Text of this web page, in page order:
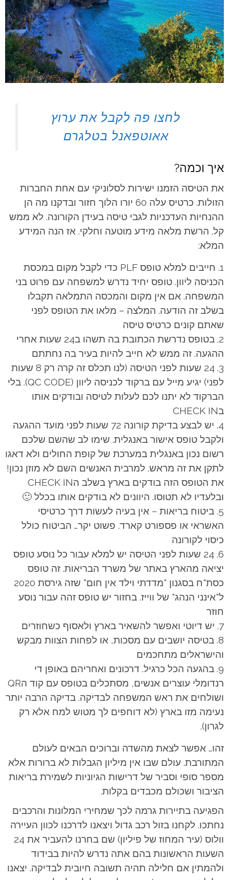
לחצו פה לקבל את ערוץ
אאוטפאנל בטלגרם
איך וכמה?
את הטיסה הזמנו ישירות לסלוניקי עם אחת החברות
הזולות. כרטיס עלה 60 יורו הלוך חזור ובדקנו מה הן
ההנחיות העדכניות לגבי טיסה בעידן הקורונה. לא ממש
קל. הרשת מלאה מידע מוטעה וחלקי. אז הנה המידע
המלא:
חייבים למלא טופס PLF כדי לקבל מקום במכסת
הכניסה ליוון. טופס יחיד נדרש למשפחה עם פרוט בני
המשפחה. אם אין מקום והמכסה התמלאה תקבלו
בשלב זה הודעה. המלצה – מלאו את הטופס לפני
שאתם קונים כרטיס טיסה
בטופס נדרשת הכתובת בה תשהו ב24 שעות אחרי
ההגעה. זה ממש לא חייב להיות בעיר בה נחתתם
24 שעות לפני הטיסה (לנו תכלס זה קרה רק 8 שעות
לפני) יגיע מייל עם ברקוד לכניסה ליוון (QC CODE). בלי
הברקוד לא יתנו לכם לעלות לטיסה ובודקים אותו
בCHECK IN
יש לבצע בדיקת קורונה 72 שעות לפני מועד ההגעה
ולקבל טופס אישור באנגלית. שימו לב שהשם שלכם
רשום נכון באנגלית במערכת של קופת החולים ולא דאגו
לתקן את זה מראש. למרבית האנשים השם לא מוזן נכון!
את הטופס הזה בודקים בארץ בשלב הCHECK IN
ובלעדיו לא תטוסו. היוונים לא בודקים אותו בכלל 🙂
ביטוח בריאות – אין בעיה לעשות דרך כרטיסי
האשראי או פספורט קארד. פשוט יקר… הביטוח כולל
כיסוי לקורונה
24 שעות לפני הטיסה יש למלא עבור כל נוסע טופס
יציאה מהארץ באתר של משרד הבריאות. זה טופס
כסת"ח בסגנון "מדדתי וילד אין חום" שזה גירסת 2020
ל"אינני הנהג" של ווייז. בחזור יש טופס זהה עבור נוסע
חוזר
יש דיוטי ואפשר להשאיר בארץ ולאסוף כשחוזרים
בטיסה יושבים עם מסכות, או לפחות הצוות מבקש
והישראלים מתחכמים
בהגעה הכל כרגיל. דרכונים ואחריהם באופן די
רנדומלי עוצרים אנשים, מסתכלים בטופס עם קוד הQR
ושולחים את ראש המשפחה לבדיקה. בדיקה הרבה יותר
נעימה מזו בארץ (לא דוחפים לך מטוש למח אלא רק
לגרון).
זהו… אפשר לצאת מהשדה וברוכים הבאים לעולם
המתורבת. עולם שבו אין מיליון הגבלות לא ברורות אלא
מספר סופי וסביר של דרישות הגיוניות לשמירת בריאות
הציבור ושכולם מכבדים בקלות.
הפגיעה בתיירות גרמה לכך שמחירי המלונות והרכבים
נחתכו. לקחנו בזול רכב גדול ויצאנו לדרכנו לכוון העיירה
וולוס (עיר המחוז של פיליון) שם בחרנו להעביר את 24
השעות הראשונות בהם אתה נדרש להיות בבידוד
ולהמתין אם חלילה תהיה תשובה חיובית לבדיקה. יצאנו